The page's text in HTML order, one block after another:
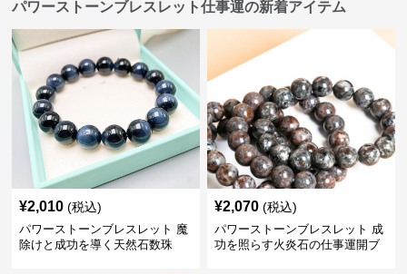
パワーストーンブレスレット仕事運の新着アイテム
¥2,010 (税込)
パワーストーンブレスレット 魔
除けと成功を導く天然石数珠
¥2,070 (税込)
パワーストーンブレスレット 成
功を照らす火炎石の仕事運開ブ